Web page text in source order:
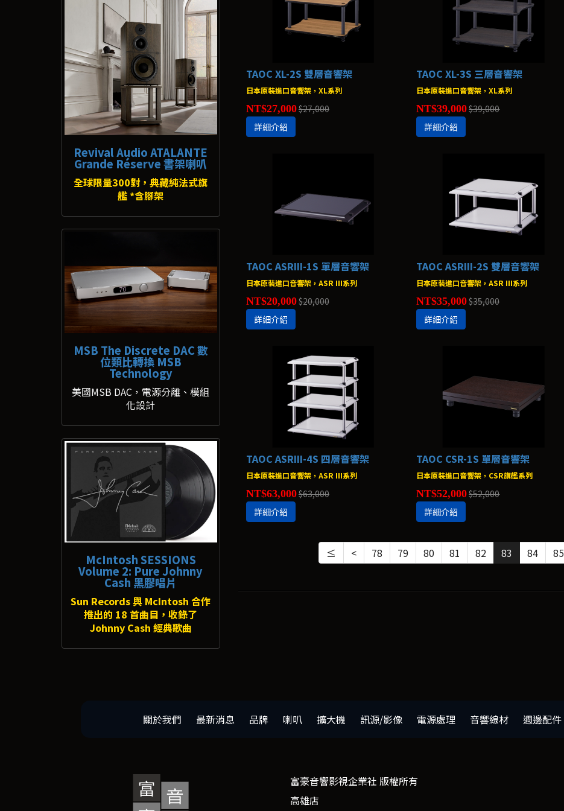
Revival Audio ATALANTE
Grande Réserve 書架喇叭
全球限量300對，典藏純法式旗
艦 *含腳架
MSB The Discrete DAC 數
位類比轉換 MSB
Technology
美國MSB DAC，電源分離、模組
化設計
McIntosh SESSIONS
Volume 2: Pure Johnny
Cash 黑膠唱片
Sun Records 與 McIntosh 合作
推出的 18 首曲目，收錄了
Johnny Cash 經典歌曲
TAOC XL-2S 雙層音響架
日本原裝進口音響架，XL系列
NT$27,000$27,000
詳細介紹
TAOC XL-3S 三層音響架
日本原裝進口音響架，XL系列
NT$39,000$39,000
詳細介紹
TAOC ASRIII-1S 單層音響架
日本原裝進口音響架，ASR III系列
NT$20,000$20,000
詳細介紹
TAOC ASRIII-2S 雙層音響架
日本原裝進口音響架，ASR III系列
NT$35,000$35,000
詳細介紹
TAOC ASRIII-4S 四層音響架
日本原裝進口音響架，ASR III系列
NT$63,000$63,000
詳細介紹
TAOC CSR-1S 單層音響架
日本原裝進口音響架，CSR旗艦系列
NT$52,000$52,000
詳細介紹
≤ < 78 79 80 81 82 83 84 85
關於我們 最新消息 品牌 喇叭 擴大機 訊源/影像 電源處理 音響線材 週邊配件
富豪音響影視企業社 版權所有
高雄店